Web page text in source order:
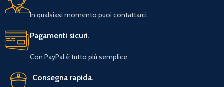
In qualsiasi momento puoi contattarci.
Pagamenti sicuri.
Con PayPal è tutto più semplice.
Consegna rapida.